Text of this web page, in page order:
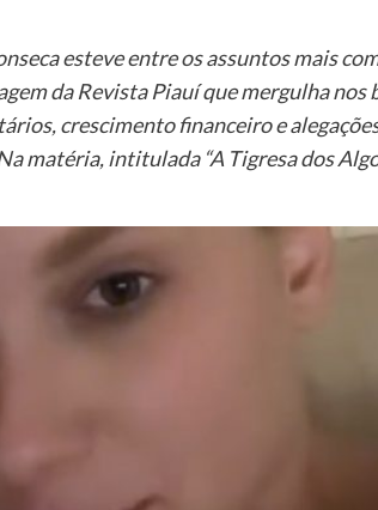
esteve entre os assuntos mais
da Revista Piauí que mergulha nos
crescimento financeiro e
matéria, intitulada “A Tigresa dos